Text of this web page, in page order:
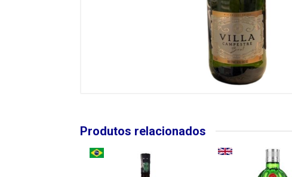
Produtos relacionados